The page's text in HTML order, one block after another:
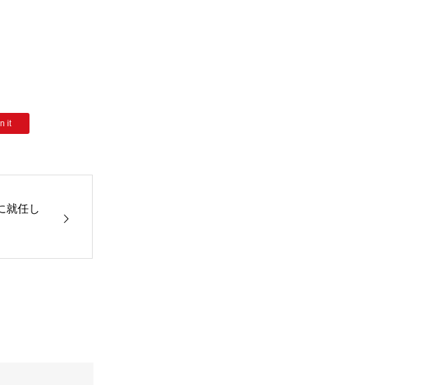
it
就任し